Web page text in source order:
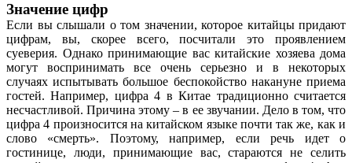
Значение цифр
Если вы слышали о том значении, которое китайцы придают
цифрам, вы, скорее всего, посчитали это проявлением
суеверия. Однако принимающие вас китайские хозяева дома
могут воспринимать все очень серьезно и в некоторых
случаях испытывать большое беспокойство накануне приема
гостей. Например, цифра 4 в Китае традиционно считается
несчастливой. Причина этому – в ее звучании. Дело в том, что
цифра 4 произносится на китайском языке почти так же, как и
слово «смерть». Поэтому, например, если речь идет о
гостинице, люди, принимающие вас, стараются не селить